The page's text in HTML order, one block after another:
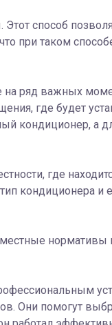
способ
при таком
на ряд важных
где будет
кондиционер, а
где
кондиционера и
нормативы
Они помогут